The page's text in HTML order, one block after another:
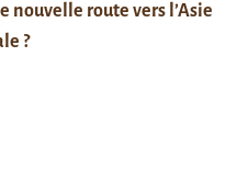
nouvelle route vers l’Asie
?